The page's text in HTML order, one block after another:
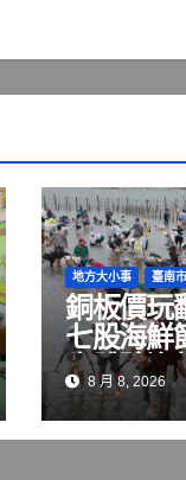
地方大小事 臺南市
銅板價玩
七股海鮮
水體驗漁
8 月 8, 2026